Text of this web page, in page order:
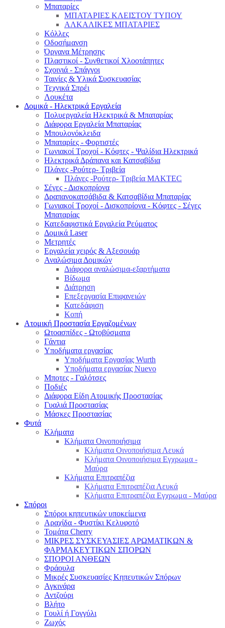
Μπαταρίες
ΜΠΑΤΑΡΙΕΣ ΚΛΕΙΣΤΟΥ ΤΥΠΟΥ
ΑΛΚΑΛΙΚΕΣ ΜΠΑΤΑΡΙΕΣ
Κόλλες
Οδοσήμανση
Όργανα Μέτρησης
Πλαστικοί - Συνθετικοί Χλοοτάπητες
Σχοινιά - Σπάγγοι
Ταινίες & Υλικά Συσκευασίας
Τεχνικά Σπρέι
Λουκέτα
Δομικά - Ηλεκτρικά Εργαλεία
Πολυεργαλεία Ηλεκτρικά & Μπαταρίας
Διάφορα Εργαλεία Μπαταρίας
Μπουλονόκλειδα
Μπαταρίες - Φορτιστές
Γωνιακοί Τροχοί - Κόφτες - Ψαλίδια Ηλεκτρικά
Ηλεκτρικά Δράπανα και Κατσαβίδια
Πλάνες -Ρούτερ- Τριβεία
Πλάνες -Ρούτερ- Τριβεία MAKTEC
Σέγες - Δισκοπρίονα
Δραπανοκατσάβιδα & Κατσαβίδια Μπαταρίας
Γωνιακοί Τροχοί - Δισκοπρίονα - Κόφτες - Σέγες
Μπαταρίας
Κατεδαφιστικά Εργαλεία Ρεύματος
Δομικά Laser
Μετρητές
Εργαλεία χειρός & Αξεσουάρ
Αναλώσιμα Δομικών
Διάφορα αναλώσιμα-εξαρτήματα
Βίδωμα
Διάτρηση
Επεξεργασία Επιφανειών
Κατεδάφιση
Κοπή
Ατομική Προστασία Εργαζομένων
Ωτοασπίδες - Ωτοβύσματα
Γάντια
Υποδήματα εργασίας
Υποδήματα Εργασίας Wurth
Υποδήματα εργασίας Nuevo
Μποτες - Γαλότσες
Ποδιές
Διάφορα Είδη Ατομικής Προστασίας
Γυαλιά Προστασίας
Μάσκες Προστασίας
Φυτά
Κλήματα
Κλήματα Οινοποιήσιμα
Κλήματα Οινοποιήσιμα Λευκά
Κλήματα Οινοποιήσιμα Εγχρωμα -
Μαύρα
Κλήματα Επιτραπέζια
Κλήματα Επιτραπέζια Λευκά
Κλήματα Επιτραπέζια Εγχρωμα - Μαύρα
Σπόροι
Σπόροι κηπευτικών υποκείμενα
Αραχίδα - Φυστίκι Κελυφοτό
Τομάτα Cherry
ΜΙΚΡΕΣ ΣΥΣΚΕΥΑΣΙΕΣ ΑΡΩΜΑΤΙΚΩΝ &
ΦΑΡΜΑΚΕΥΤΙΚΩΝ ΣΠΟΡΩΝ
ΣΠΟΡΟΙ ΑΝΘΕΩΝ
Φράουλα
Μικρές Συσκευασίες Κηπευτικών Σπόρων
Αγκινάρα
Αντζούρι
Βλήτο
Γουλί ή Γογγύλι
Ζωχός